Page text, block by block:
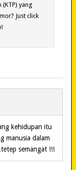
yang
Just click
kehidupan itu
manusia dalam
semangat !!!